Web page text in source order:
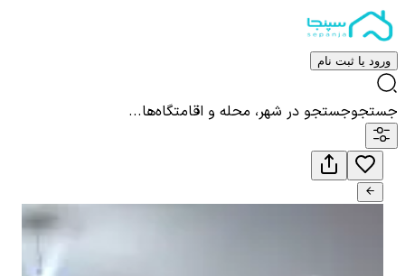
ورود یا ثبت نام
جستجوجستجو در شهر، محله و اقامتگاه‌ها...